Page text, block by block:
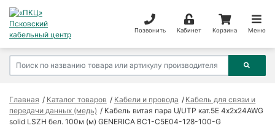
Позвонить Кабинет Корзина Меню
Главная Каталог товаров Кабели и провода
Кабель для связи и
передачи данных (медь)
Кабель витая пара U/UTP кат.5E 4х2х24AWG
solid LSZH бел. 100м (м) GENERICA BC1-C5E04-128-100-G